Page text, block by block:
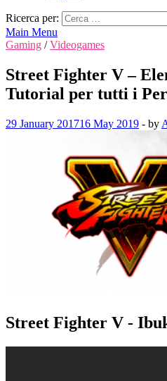
Ricerca per:
Main Menu
Gaming /Videogames
Street Fighter V –
Tutorial per tutti i
29 January 201716 May 2019 - by
Street Fighter V -